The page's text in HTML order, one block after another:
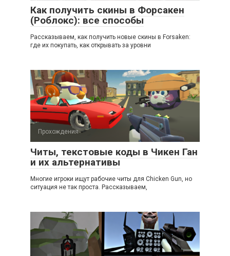
Как получить скины в Форсакен
(Роблокс): все способы
Рассказываем, как получить новые скины в Forsaken:
где их покупать, как открывать за уровни
Прохождения
Читы, текстовые коды в Чикен Ган
и их альтернативы
Многие игроки ищут рабочие читы для Chicken Gun, но
ситуация не так проста. Рассказываем,